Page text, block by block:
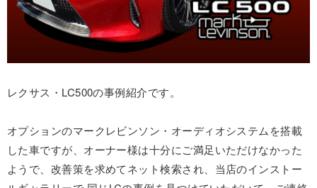
レクサス・LC500の事例紹介です。
オプションのマークレビンソン・オーディオシステムを搭載
した車ですが、オーナー様は十分にご満足いただけなかった
ようで、改善策を求めてネット検索され、当店のインストー